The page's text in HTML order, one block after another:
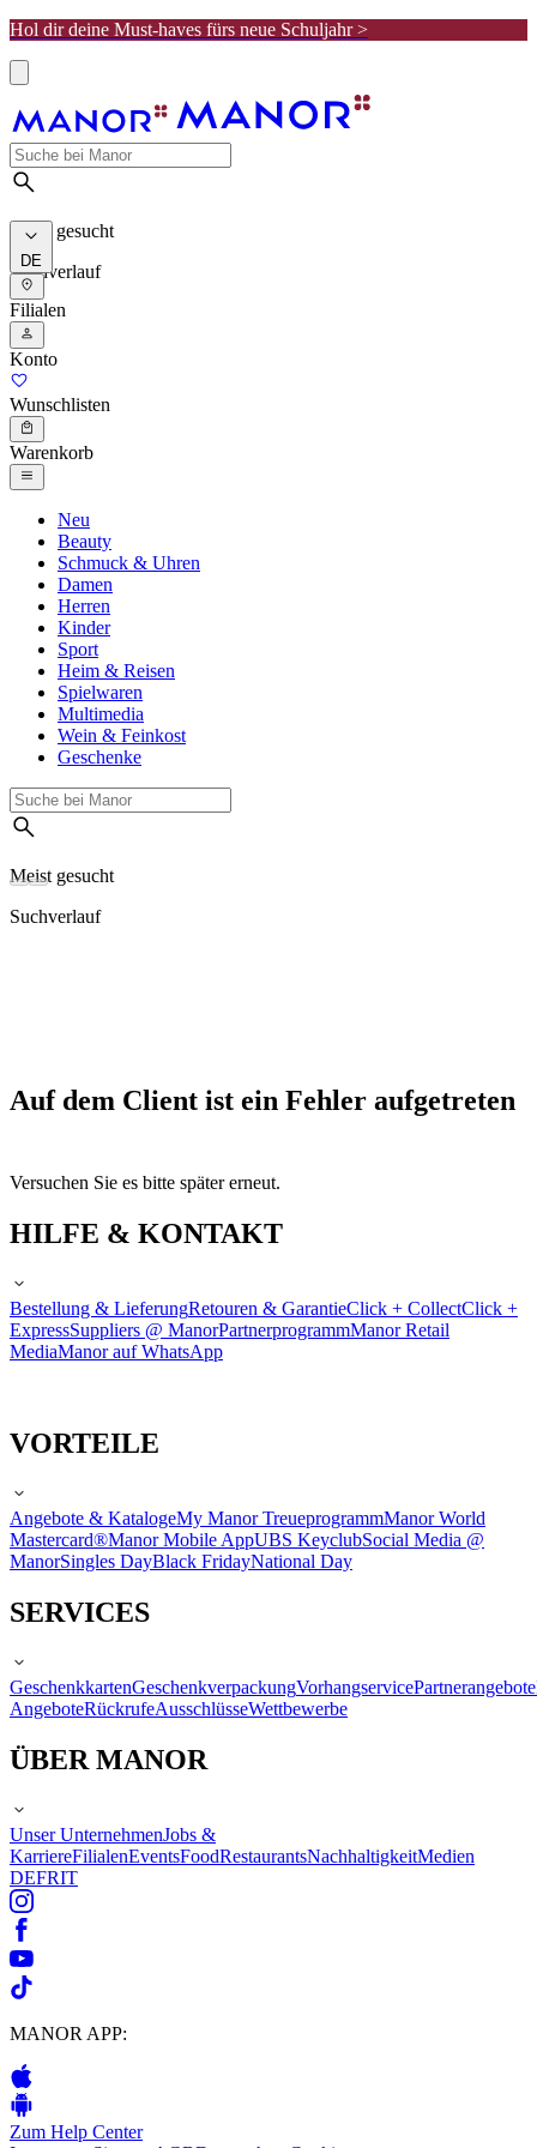
Hol dir deine Must-haves fürs neue Schuljahr >
Meist gesucht
Suchverlauf
DE
Filialen
Konto
Wunschlisten
Warenkorb
Neu
Beauty
Schmuck & Uhren
Damen
Herren
Kinder
Sport
Heim & Reisen
Spielwaren
Multimedia
Wein & Feinkost
Geschenke
Meist gesucht
Suchverlauf
Auf dem Client ist ein Fehler aufgetreten
Versuchen Sie es bitte später erneut.
HILFE & KONTAKT
Bestellung & LieferungRetouren & GarantieClick + CollectClick +
ExpressSuppliers @ ManorPartnerprogrammManor Retail
MediaManor auf WhatsApp
VORTEILE
Angebote & KatalogeMy Manor TreueprogrammManor World
Mastercard®Manor Mobile AppUBS KeyclubSocial Media @
ManorSingles DayBlack FridayNational Day
SERVICES
GeschenkkartenGeschenkverpackungVorhangservicePartnerangebote
AngeboteRückrufeAusschlüsseWettbewerbe
ÜBER MANOR
Unser UnternehmenJobs &
KarriereFilialenEventsFoodRestaurantsNachhaltigkeitMedien
DEFRIT
MANOR APP:
Zum Help Center